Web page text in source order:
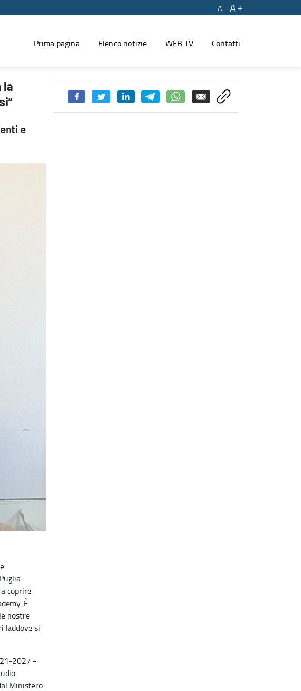
A
A
Prima pagina Elenco notizie WEB TV Contatti
pugliesi” - PRESS REGIONE
la
e
coprire
È
nostre
laddove si
2027 -
Ministero